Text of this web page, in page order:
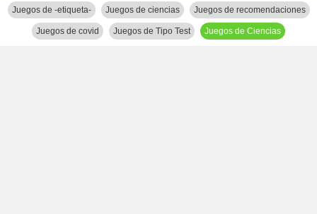
Juegos de -etiqueta- Juegos de ciencias Juegos de recomendaciones
Juegos de covid Juegos de Tipo Test Juegos de Ciencias